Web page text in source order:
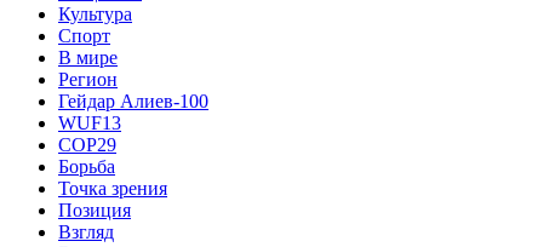
Культура
Спорт
В мире
Регион
Гейдар Алиев-100
WUF13
COP29
Борьба
Точка зрения
Позиция
Взгляд